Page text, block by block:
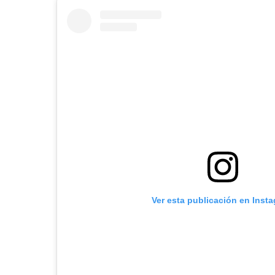
Ver esta publicación en